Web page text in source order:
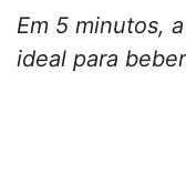
Em 5 minutos,
ideal para